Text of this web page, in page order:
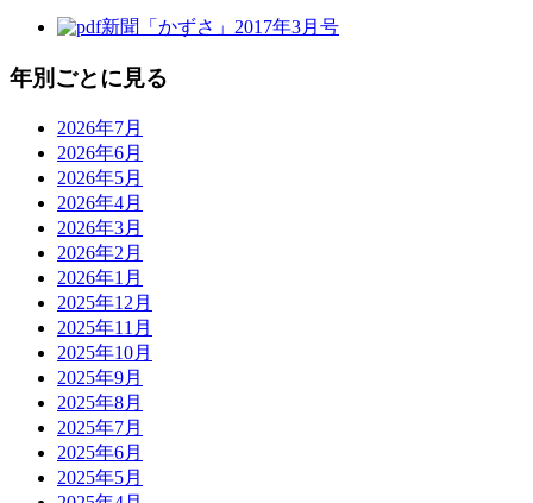
新聞「かずさ」2017年3月号
年別ごとに見る
2026年7月
2026年6月
2026年5月
2026年4月
2026年3月
2026年2月
2026年1月
2025年12月
2025年11月
2025年10月
2025年9月
2025年8月
2025年7月
2025年6月
2025年5月